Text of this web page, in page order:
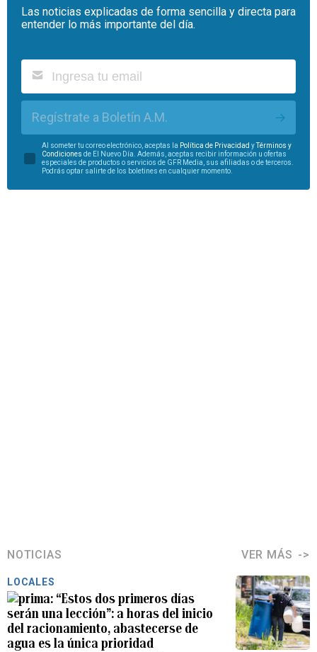
Las noticias explicadas de forma sencilla y directa para
entender lo más importante del día.
Regístrate a Boletín A.M.
Al someter tu correo electrónico, aceptas la Política de Privacidad y
Términos y
Condiciones de El Nuevo Día. Además, aceptas recibir información u ofertas
especiales de productos o servicios de GFR Media, sus afiliadas o de terceros.
Podrás optar salirte de los boletines en cualquier momento.
NOTICIAS VER MÁS
LOCALES
“Estos dos primeros días
serán una lección”: a horas del inicio
del racionamiento, abastecerse de
agua es la única prioridad